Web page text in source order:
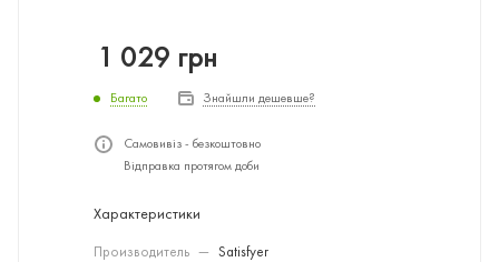
1 029 грн
Багато Знайшли дешевше?
Самовивіз - безкоштовно
Відправка протягом доби
Характеристики
Производитель —
Satisfyer